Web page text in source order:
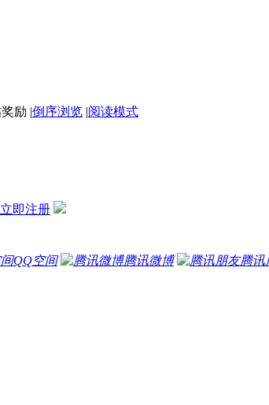
|倒序浏览 |阅读模式
立即注册
QQ空间 腾讯微博
腾讯